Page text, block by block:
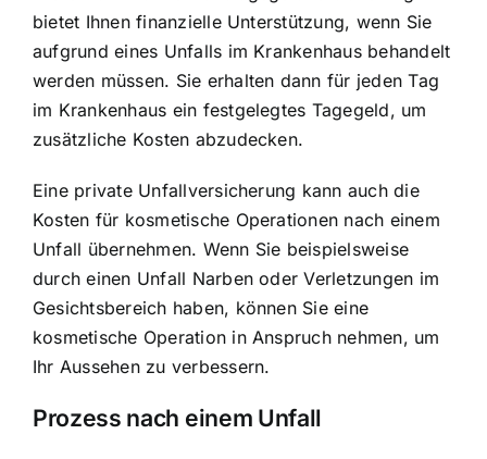
bietet Ihnen finanzielle Unterstützung, wenn Sie
aufgrund eines Unfalls im Krankenhaus behandelt
werden müssen. Sie erhalten dann für jeden Tag
im Krankenhaus ein festgelegtes Tagegeld, um
zusätzliche Kosten abzudecken.
Eine private Unfallversicherung kann auch die
Kosten für kosmetische Operationen nach einem
Unfall übernehmen. Wenn Sie beispielsweise
durch einen Unfall Narben oder Verletzungen im
Gesichtsbereich haben, können Sie eine
kosmetische Operation in Anspruch nehmen, um
Ihr Aussehen zu verbessern.
Prozess nach einem Unfall